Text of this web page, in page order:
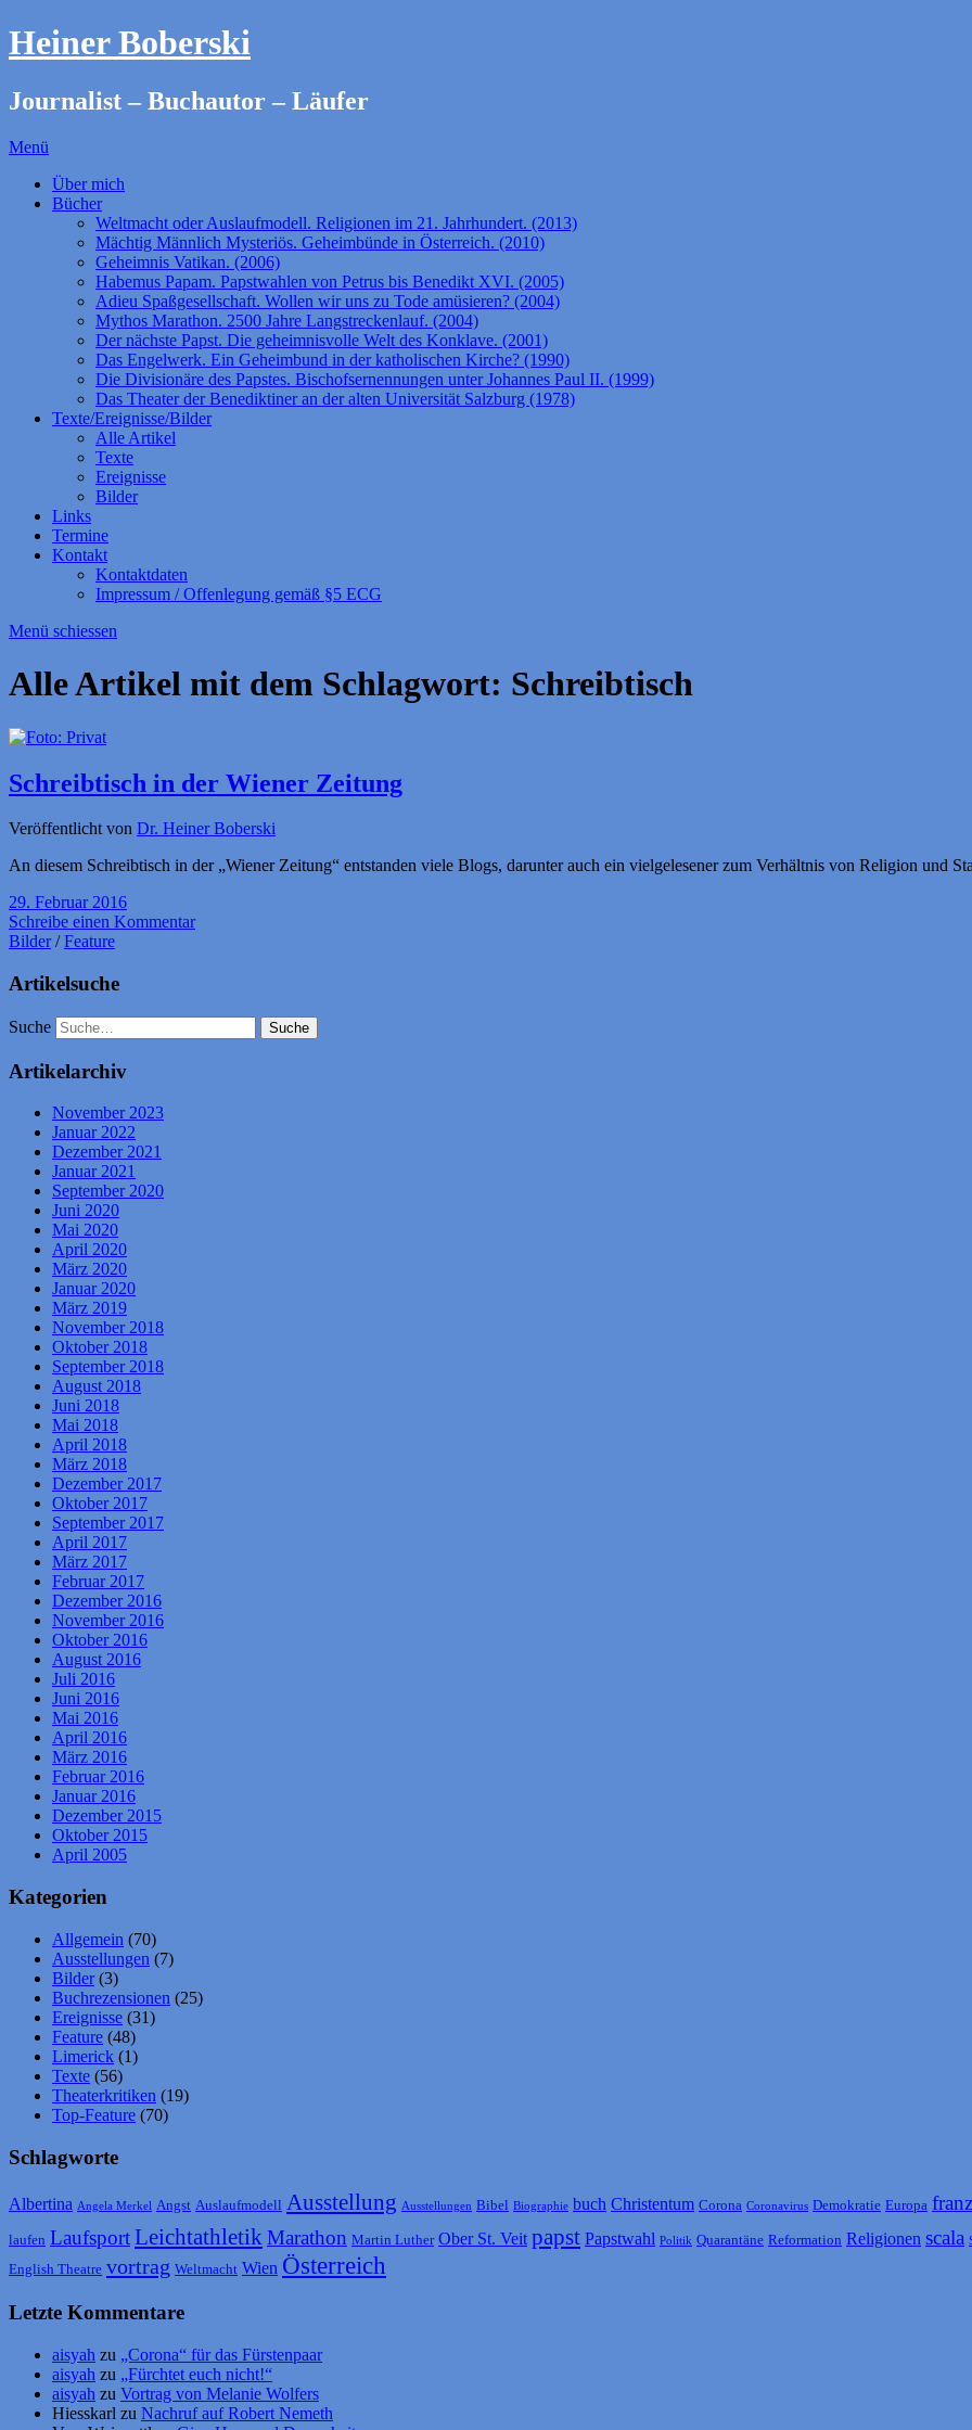
Heiner Boberski
Journalist – Buchautor – Läufer
Menü
Über mich
Bücher
Weltmacht oder Auslaufmodell. Religionen im 21. Jahrhundert. (2013)
Mächtig Männlich Mysteriös. Geheimbünde in Österreich. (2010)
Geheimnis Vatikan. (2006)
Habemus Papam. Papstwahlen von Petrus bis Benedikt XVI. (2005)
Adieu Spaßgesellschaft. Wollen wir uns zu Tode amüsieren? (2004)
Mythos Marathon. 2500 Jahre Langstreckenlauf. (2004)
Der nächste Papst. Die geheimnisvolle Welt des Konklave. (2001)
Das Engelwerk. Ein Geheimbund in der katholischen Kirche? (1990)
Die Divisionäre des Papstes. Bischofsernennungen unter Johannes Paul II. (1999)
Das Theater der Benediktiner an der alten Universität Salzburg (1978)
Texte/Ereignisse/Bilder
Alle Artikel
Texte
Ereignisse
Bilder
Links
Termine
Kontakt
Kontaktdaten
Impressum / Offenlegung gemäß §5 ECG
Menü schiessen
Alle Artikel mit dem Schlagwort: Schreibtisch
Schreibtisch in der Wiener Zeitung
Veröffentlicht von Dr. Heiner Boberski
An diesem Schreibtisch in der „Wiener Zeitung“ entstanden viele Blogs, darunter auch ein vielgelesener zum Verhältnis von Religion und
29. Februar 2016
Schreibe einen Kommentar
Bilder/Feature
Artikelsuche
Suche
Artikelarchiv
November 2023
Januar 2022
Dezember 2021
Januar 2021
September 2020
Juni 2020
Mai 2020
April 2020
März 2020
Januar 2020
März 2019
November 2018
Oktober 2018
September 2018
August 2018
Juni 2018
Mai 2018
April 2018
März 2018
Dezember 2017
Oktober 2017
September 2017
April 2017
März 2017
Februar 2017
Dezember 2016
November 2016
Oktober 2016
August 2016
Juli 2016
Juni 2016
Mai 2016
April 2016
März 2016
Februar 2016
Januar 2016
Dezember 2015
Oktober 2015
April 2005
Kategorien
Allgemein (70)
Ausstellungen (7)
Bilder(3)
Buchrezensionen (25)
Ereignisse (31)
Feature (48)
Limerick (1)
Texte (56)
Theaterkritiken (19)
Top-Feature (70)
Schlagworte
Albertina Angela Merkel Angst Auslaufmodell Ausstellung Ausstellungen Bibel Biographie buch Christentum Corona Coronavirus Demokratie Europa
laufen LaufsportLeichtathletikMarathon Martin Luther Ober St. Veit papst Papstwahl Politik Quarantäne Reformation Religionen scala
English Theatre vortrag Weltmacht Wien Österreich
Letzte Kommentare
aisyah zu „Corona“ für das Fürstenpaar
aisyah zu „Fürchtet euch nicht!“
aisyah zu Vortrag von Melanie Wolfers
Hiesskarl zu Nachruf auf Robert Nemeth